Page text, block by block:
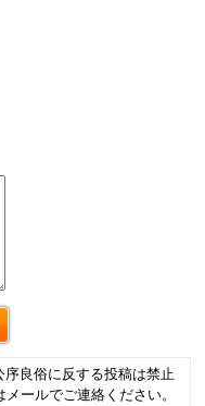
良俗に反する投稿は禁止
ールでご連絡ください。